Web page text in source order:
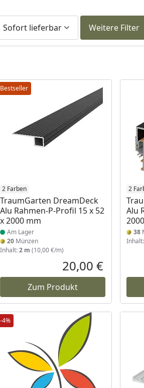
Sofort lieferbar Weitere Filter
Preis
Bestseller
2 Farben
TraumGarten DreamDeck
Alu Rahmen-P-Profil 15 x 52
x 2000 mm
Produkt am Lager
Am Lager
20 Münzen
Inhalt:2 m (10,00 €/m)
Aktueller
20,00 €
Zum Produkt
2
Alu
38
-4%